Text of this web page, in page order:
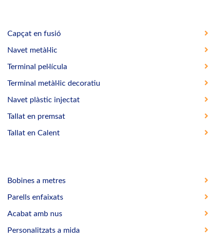
Capçat en fusió
Navet metàl·lic
Terminal pel·lícula
Terminal metàl·lic decoratiu
Navet plàstic injectat
Tallat en premsat
Tallat en Calent
Bobines a metres
Parells enfaixats
Acabat amb nus
Personalitzats a mida